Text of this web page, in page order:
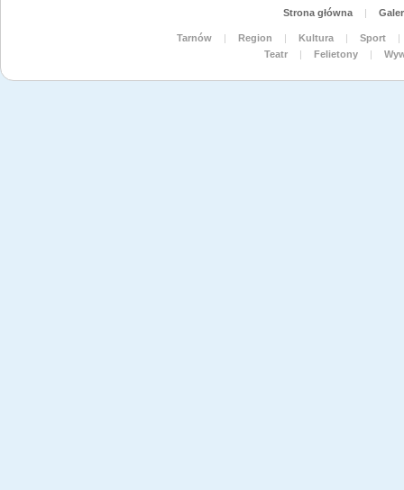
Strona główna |
Tarnów | Region | Kultura | Sport
|
Teatr
| Felietony |